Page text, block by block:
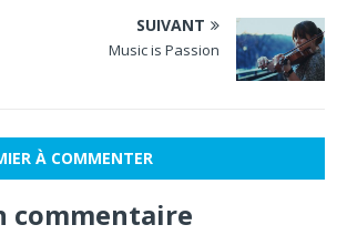
SUIVANT
Music is Passion
À COMMENTER
commentaire